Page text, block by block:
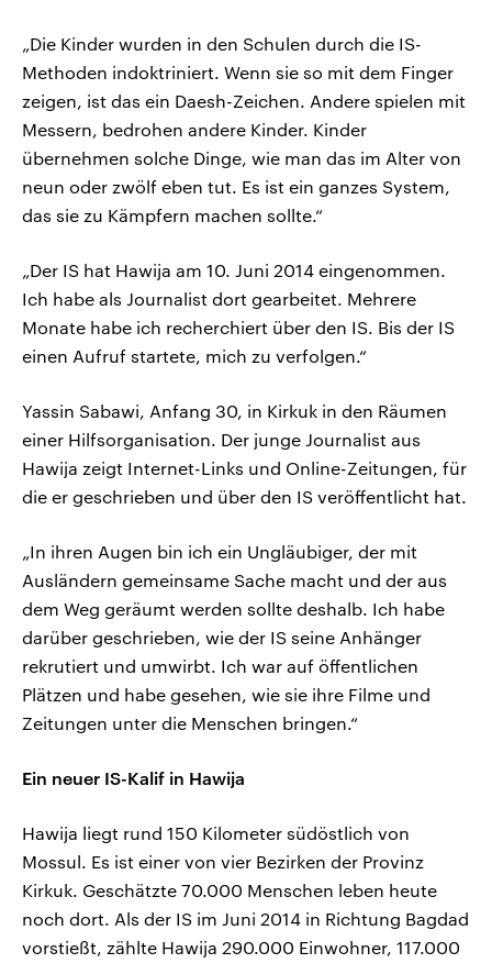
„Die Kinder wurden in den Schulen durch die IS-
Methoden indoktriniert. Wenn sie so mit dem Finger
zeigen, ist das ein Daesh-Zeichen. Andere spielen mit
Messern, bedrohen andere Kinder. Kinder
übernehmen solche Dinge, wie man das im Alter von
neun oder zwölf eben tut. Es ist ein ganzes System,
das sie zu Kämpfern machen sollte.“
„Der IS hat Hawija am 10. Juni 2014 eingenommen.
Ich habe als Journalist dort gearbeitet. Mehrere
Monate habe ich recherchiert über den IS. Bis der IS
einen Aufruf startete, mich zu verfolgen.“
Yassin Sabawi, Anfang 30, in Kirkuk in den Räumen
einer Hilfsorganisation. Der junge Journalist aus
Hawija zeigt Internet-Links und Online-Zeitungen, für
die er geschrieben und über den IS veröffentlicht hat.
„In ihren Augen bin ich ein Ungläubiger, der mit
Ausländern gemeinsame Sache macht und der aus
dem Weg geräumt werden sollte deshalb. Ich habe
darüber geschrieben, wie der IS seine Anhänger
rekrutiert und umwirbt. Ich war auf öffentlichen
Plätzen und habe gesehen, wie sie ihre Filme und
Zeitungen unter die Menschen bringen.“
Ein neuer IS-Kalif in Hawija
Hawija liegt rund 150 Kilometer südöstlich von
Mossul. Es ist einer von vier Bezirken der Provinz
Kirkuk. Geschätzte 70.000 Menschen leben heute
noch dort. Als der IS im Juni 2014 in Richtung Bagdad
vorstießt, zählte Hawija 290.000 Einwohner, 117.000